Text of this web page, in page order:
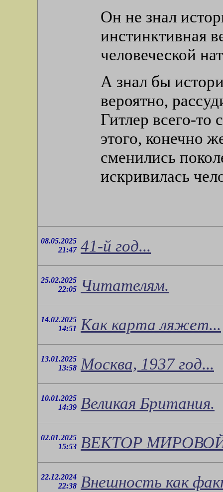
Он не знал
инстинктивная
человеческой
А знал бы
вероятно,
Гитлер всего-то
этого, конечно
сменились
искривилась
08.05.2025
21:47 41-й год...
25.02.2025
22:05
Читателям.
14.02.2025
14:51
Как карта ляжет...
13.01.2025
13:58 Москва, 1937 год...
10.01.2025
14:39 Великая Британия.
02.01.2025
15:53 ВЕКТОР
22.12.2024
22:38 Внешность как